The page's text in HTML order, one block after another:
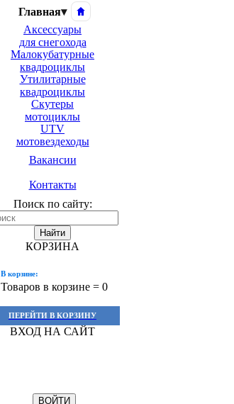
Главная▾
Аксессуары
для снегохода
Малокубатурные
квадроциклы
Утилитарные
квадроциклы
Скутеры
мотоциклы
UTV
мотовездеходы
Вакансии
Контакты
Поиск по сайту:
Найти
КОРЗИНА
В корзине:
Товаров в корзине = 0
ПЕРЕЙТИ В КОРЗИНУ
ВХОД НА САЙТ